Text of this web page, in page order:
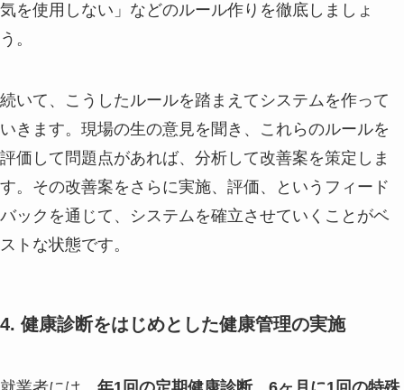
気を使用しない」などのルール作りを徹底しましょ
う。
続いて、こうしたルールを踏まえてシステムを作って
いきます。現場の生の意見を聞き、これらのルールを
評価して問題点があれば、分析して改善案を策定しま
す。その改善案をさらに実施、評価、というフィード
バックを通じて、システムを確立させていくことがベ
ストな状態です。
4. 健康診断をはじめとした健康管理の実施